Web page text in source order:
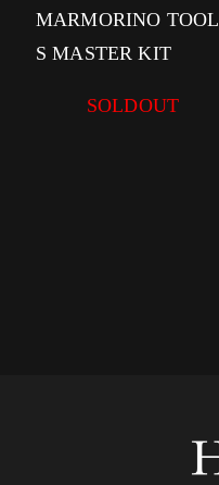
MARMORINO TOOL
S MASTER KIT
SOLDOUT